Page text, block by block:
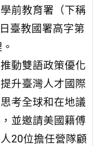
前教育署（下稱
臺教國署高字第
動雙語政策優化
升臺灣人才國際
考全球和在地議
並邀請美國籍傅
20位擔任營隊顧